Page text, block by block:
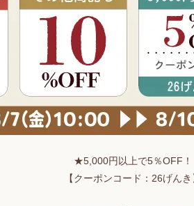
★5,000円以上で5％OFF！
【クーポンコード：26げんき